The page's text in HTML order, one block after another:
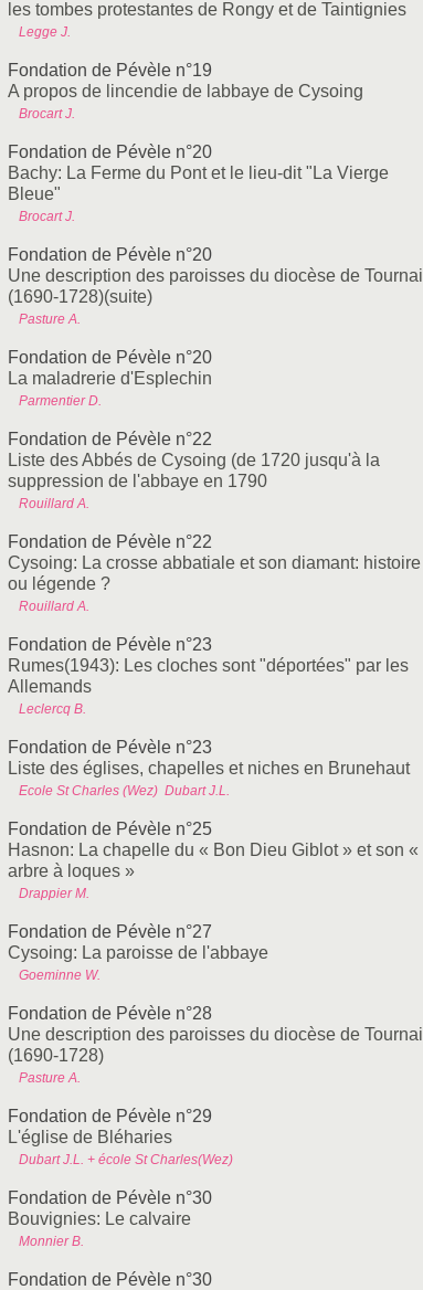
les tombes protestantes de Rongy et de Taintignies
Legge J.
Fondation de Pévèle n°19
A propos de lincendie de labbaye de Cysoing
Brocart J.
Fondation de Pévèle n°20
Bachy: La Ferme du Pont et le lieu-dit "La Vierge
Bleue"
Brocart J.
Fondation de Pévèle n°20
Une description des paroisses du diocèse de Tournai
(1690-1728)(suite)
Pasture A.
Fondation de Pévèle n°20
La maladrerie d'Esplechin
Parmentier D.
Fondation de Pévèle n°22
Liste des Abbés de Cysoing (de 1720 jusqu'à la
suppression de l'abbaye en 1790
Rouillard A.
Fondation de Pévèle n°22
Cysoing: La crosse abbatiale et son diamant: histoire
ou légende ?
Rouillard A.
Fondation de Pévèle n°23
Rumes(1943): Les cloches sont "déportées" par les
Allemands
Leclercq B.
Fondation de Pévèle n°23
Liste des églises, chapelles et niches en Brunehaut
Ecole St Charles (Wez)  Dubart J.L.
Fondation de Pévèle n°25
Hasnon: La chapelle du « Bon Dieu Giblot » et son «
arbre à loques »
Drappier M.
Fondation de Pévèle n°27
Cysoing: La paroisse de l'abbaye
Goeminne W.
Fondation de Pévèle n°28
Une description des paroisses du diocèse de Tournai
(1690-1728)
Pasture A.
Fondation de Pévèle n°29
L'église de Bléharies
Dubart J.L. + école St Charles(Wez)
Fondation de Pévèle n°30
Bouvignies: Le calvaire
Monnier B.
Fondation de Pévèle n°30